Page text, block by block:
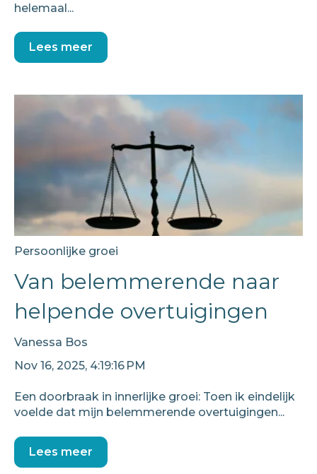
helemaal...
Lees meer
Persoonlijke groei
Van belemmerende naar
helpende overtuigingen
Vanessa Bos
Nov 16, 2025, 4:19:16 PM
Een doorbraak in innerlijke groei: Toen ik eindelijk
voelde dat mijn belemmerende overtuigingen...
Lees meer